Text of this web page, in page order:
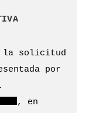
la solicitud
por
, en